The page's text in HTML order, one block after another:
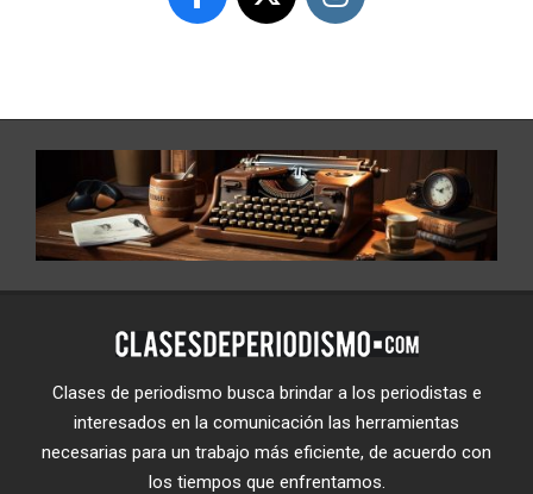
Clases de periodismo busca brindar a los periodistas e
interesados en la comunicación las herramientas
necesarias para un trabajo más eficiente, de acuerdo con
los tiempos que enfrentamos.